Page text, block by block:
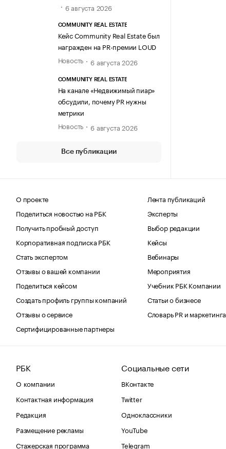
6 августа 2026
COMMUNITY REAL ESTATE
Кейс Community Real Estate был
награжден на PR-премии LOUD
Новость
6 августа 2026
COMMUNITY REAL ESTATE
На канале «Недвижимый пиар»
обсудили, почему PR нужны
метрики
Новость
6 августа 2026
Все публикации
О проекте
Поделиться новостью на РБК
Получить пробный доступ
Корпоративная подписка РБК
Стать экспертом
Отзывы о вашей компании
Поделиться кейсом
Создать профиль группы компаний
Отзывы о сервисе
Сертифицированные партнеры
Лента публикаций
Эксперты
Выбор редакции
Кейсы
Вебинары
Мероприятия
Учебник РБК Компании
Статьи о бизнесе
Словарь PR и маркетинга
РБК
О компании
Контактная информация
Редакция
Размещение рекламы
Стажерская программа
Социальные сети
ВКонтакте
Twitter
Одноклассники
YouTube
Telegram